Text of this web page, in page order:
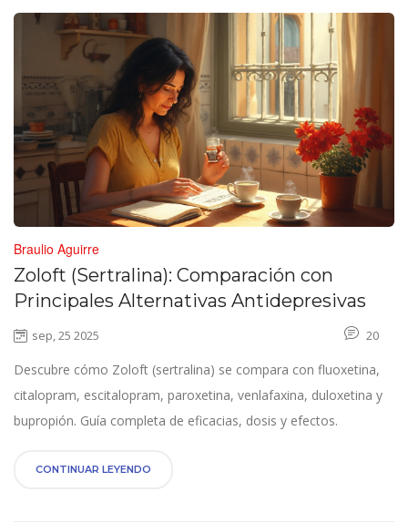
Braulio Aguirre
Zoloft (Sertralina): Comparación con
Principales Alternativas Antidepresivas
sep, 25 2025 20
Descubre cómo Zoloft (sertralina) se compara con fluoxetina,
citalopram, escitalopram, paroxetina, venlafaxina, duloxetina y
bupropión. Guía completa de eficacias, dosis y efectos.
CONTINUAR LEYENDO